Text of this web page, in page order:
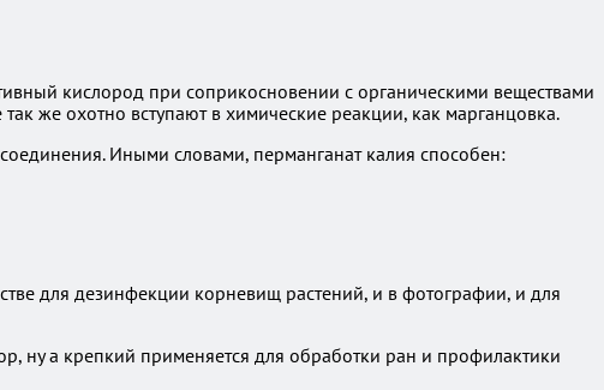
кислород при соприкосновении с органическими веществами
же охотно вступают в химические реакции, как марганцовка.
Иными словами, перманганат калия способен:
для дезинфекции корневищ растений, и в фотографии, и для
ну а крепкий применяется для обработки ран и профилактики